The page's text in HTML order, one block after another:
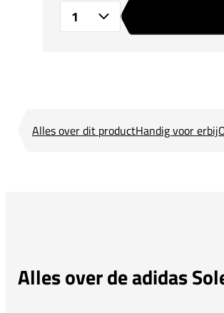
Alles over dit productHandig voor erbij
Alles over de adidas